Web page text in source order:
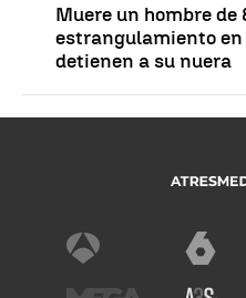
Muere un hombre de
estrangulamiento
detienen a su nuera